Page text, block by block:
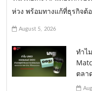
ห่วง พร้อมทางแก้ที่ธุรกิจต้
August 5, 2026
ทำไ
ตลา